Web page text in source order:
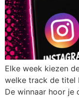
Elke week kiezen
welke track de titel
De winnaar hoor je